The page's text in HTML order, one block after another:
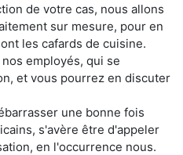
de votre cas, nous allons
sur mesure, pour en
les cafards de cuisine.
employés, qui se
et vous pourrez en discuter
une bonne fois
s'avère être d'appeler
en l'occurrence nous.